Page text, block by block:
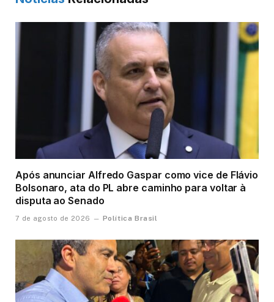
Após anunciar Alfredo Gaspar como vice de Flávio
Bolsonaro, ata do PL abre caminho para voltar à
disputa ao Senado
7 de agosto de 2026 Política Brasil